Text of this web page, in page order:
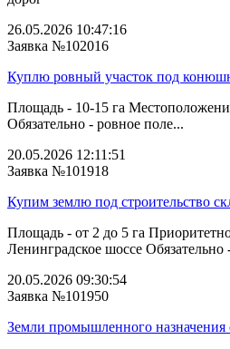
26.05.2026 10:47:16
Заявка №102016
Куплю ровный участок под
Площадь - 10-15 га
Обязательно - ровное поле...
20.05.2026 12:11:51
Заявка №101918
Купим землю под строительство
Площадь - от 2 до 5 га
Ленинградское шоссе Обязательно
20.05.2026 09:30:54
Заявка №101950
Земли промышленного назначения